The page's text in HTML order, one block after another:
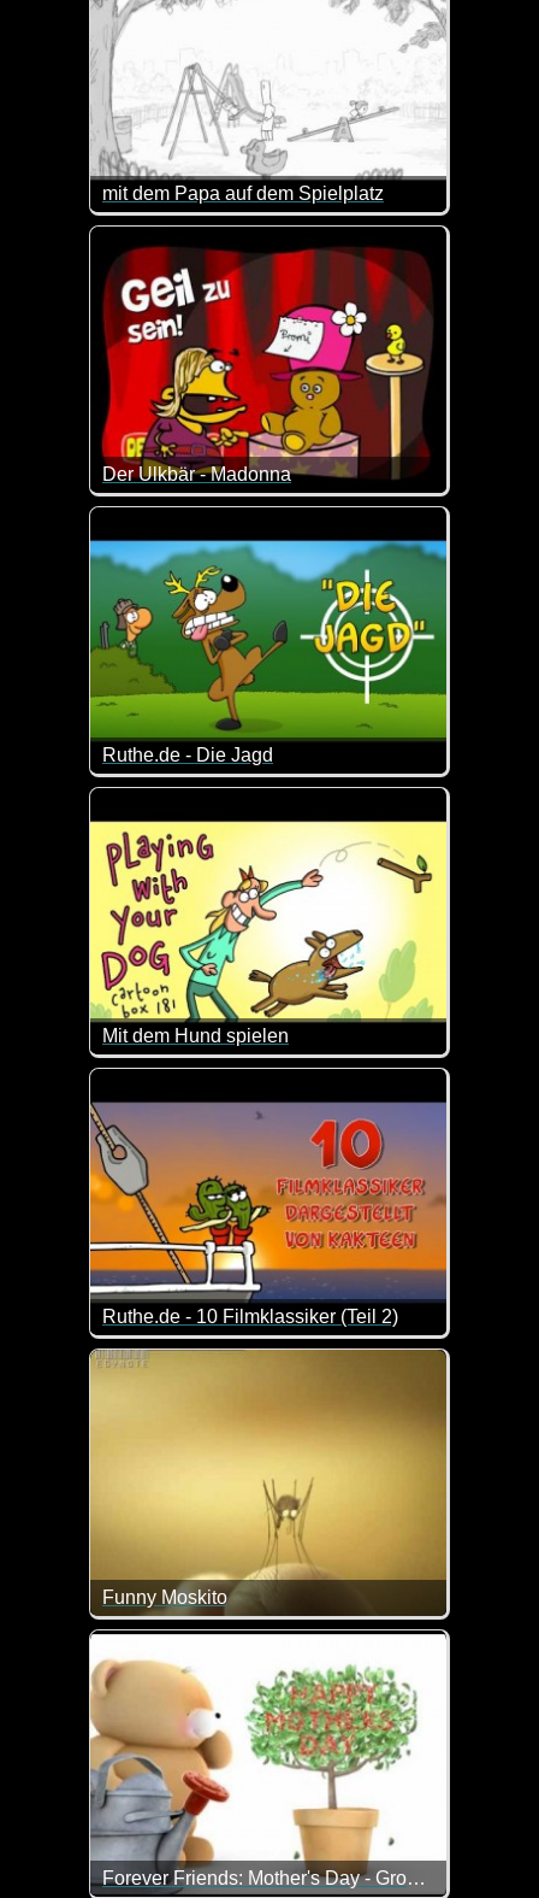
mit dem Papa auf dem Spielplatz
Er macht das anscheinend nicht so oft, denn als
Der Ulkbär - Madonna
Das ist ein total verrückter Clip vom Ulk-Bären.
Ruthe.de - Die Jagd
Das war wohl nichts mehr Jagd-Trophäe ;-)
Mit dem Hund spielen
Das hat sie sich wohl etwas anders vorgestellt ;-)
Ruthe.de - 10 Filmklassiker (Teil 2)
10 Filmklassiker, dargestellt auf etwas andere Art
Funny Moskito
Diese kleinen Biester können einem ja wirklich
Forever Friends: Mother's Day - Growing Tree